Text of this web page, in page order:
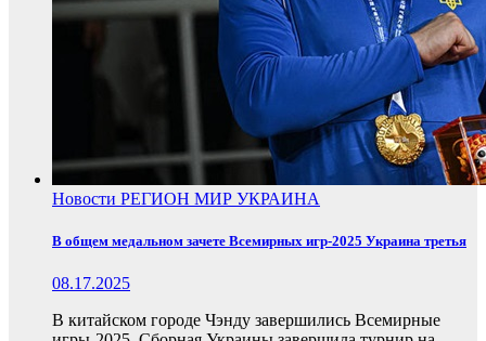
Новости РЕГИОН МИР УКРАИНА
В общем медальном зачете Всемирных игр-2025 Украина третья
08.17.2025
В китайском городе Чэнду завершились Всемирные